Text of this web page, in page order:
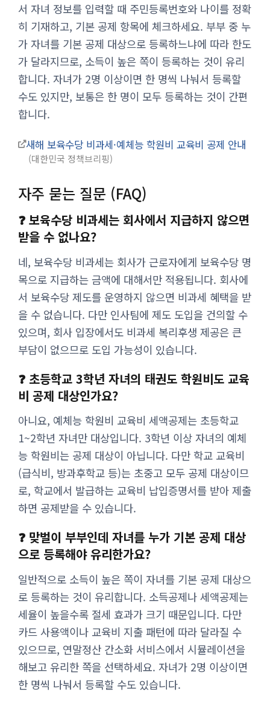
서 자녀 정보를 입력할 때 주민등록번호와 나이를 정확
히 기재하고, 기본 공제 항목에 체크하세요. 부부 중 누
가 자녀를 기본 공제 대상으로 등록하느냐에 따라 한도
가 달라지므로, 소득이 높은 쪽이 등록하는 것이 유리
합니다. 자녀가 2명 이상이면 한 명씩 나눠서 등록할
수도 있지만, 보통은 한 명이 모두 등록하는 것이 간편
합니다.
새해 보육수당 비과세·예체능 학원비 교육비 공제 안내
대한민국 정책브리핑
자주 묻는 질문 (FAQ)
❓ 보육수당 비과세는 회사에서 지급하지 않으면
받을 수 없나요?
네, 보육수당 비과세는 회사가 근로자에게 보육수당 명
목으로 지급하는 금액에 대해서만 적용됩니다. 회사에
서 보육수당 제도를 운영하지 않으면 비과세 혜택을 받
을 수 없습니다. 다만 인사팀에 제도 도입을 건의할 수
있으며, 회사 입장에서도 비과세 복리후생 제공은 큰
부담이 없으므로 도입 가능성이 있습니다.
❓ 초등학교 3학년 자녀의 태권도 학원비도 교육
비 공제 대상인가요?
아니요, 예체능 학원비 교육비 세액공제는 초등학교
1~2학년 자녀만 대상입니다. 3학년 이상 자녀의 예체
능 학원비는 공제 대상이 아닙니다. 다만 학교 교육비
(급식비, 방과후학교 등)는 초중고 모두 공제 대상이므
로, 학교에서 발급하는 교육비 납입증명서를 받아 제출
하면 공제받을 수 있습니다.
❓ 맞벌이 부부인데 자녀를 누가 기본 공제 대상
으로 등록해야 유리한가요?
일반적으로 소득이 높은 쪽이 자녀를 기본 공제 대상으
로 등록하는 것이 유리합니다. 소득공제나 세액공제는
세율이 높을수록 절세 효과가 크기 때문입니다. 다만
카드 사용액이나 교육비 지출 패턴에 따라 달라질 수
있으므로, 연말정산 간소화 서비스에서 시뮬레이션을
해보고 유리한 쪽을 선택하세요. 자녀가 2명 이상이면
한 명씩 나눠서 등록할 수도 있습니다.